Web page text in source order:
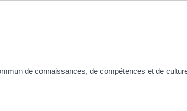
de connaissances, de compétences et de